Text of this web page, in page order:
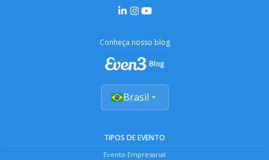
Conheça nosso blog
Brasil
TIPOS DE EVENTO
Evento Empresarial